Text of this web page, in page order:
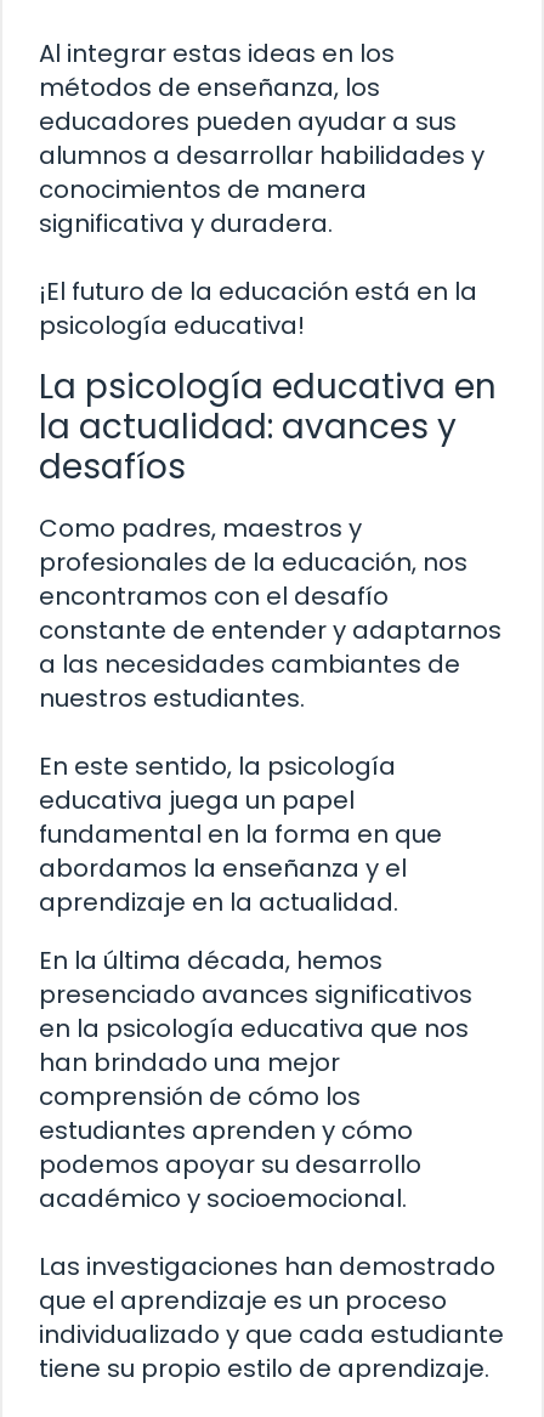
Al integrar estas ideas en los
métodos de enseñanza, los
educadores pueden ayudar a sus
alumnos a desarrollar habilidades y
conocimientos de manera
significativa y duradera.
¡El futuro de la educación está en la
psicología educativa!
La psicología educativa en
la actualidad: avances y
desafíos
Como padres, maestros y
profesionales de la educación, nos
encontramos con el desafío
constante de entender y adaptarnos
a las necesidades cambiantes de
nuestros estudiantes.
En este sentido, la psicología
educativa juega un papel
fundamental en la forma en que
abordamos la enseñanza y el
aprendizaje en la actualidad.
En la última década, hemos
presenciado avances significativos
en la psicología educativa que nos
han brindado una mejor
comprensión de cómo los
estudiantes aprenden y cómo
podemos apoyar su desarrollo
académico y socioemocional.
Las investigaciones han demostrado
que el aprendizaje es un proceso
individualizado y que cada estudiante
tiene su propio estilo de aprendizaje.